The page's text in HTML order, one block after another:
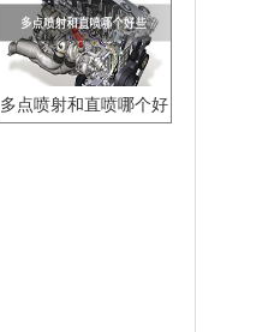
多点喷射和直喷哪个好